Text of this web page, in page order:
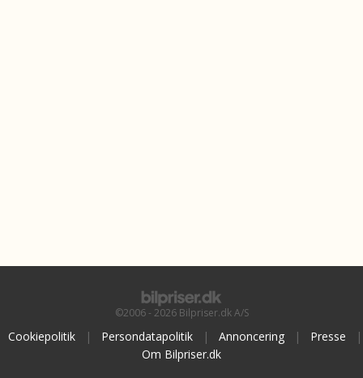
©2006 - 2026 Bilpriser.dk A/S
Cookiepolitik | Persondatapolitik | Annoncering | Presse
|
Om Bilpriser.dk